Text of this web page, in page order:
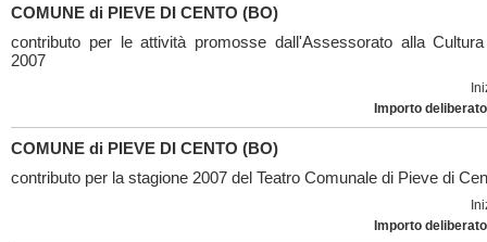
COMUNE di PIEVE DI CENTO (BO)
contributo per le attività promosse dall'Assessorato alla
2007
Importo
COMUNE di PIEVE DI CENTO (BO)
contributo per la stagione 2007 del Teatro Comunale di Pieve di
Importo